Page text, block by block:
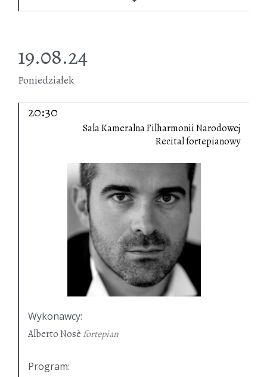
19.08.24
Poniedziałek
20:30
Sala Kameralna Filharmonii Narodowej
Recital fortepianowy
Wykonawcy:
Alberto Nosè fortepian
Program: